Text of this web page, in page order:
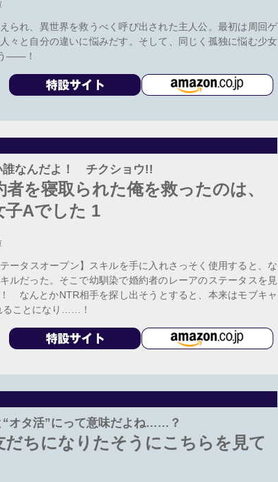
られ、異世界を救うべく呼び出された主人公。最初は周回ゲ
々と自分の違いに悩みだす。そして、同じく孤独に悩む少女
――！
誰なんだよ！ チクショウ!!
を寝取られた俺を救ったのは、
子Aでした 1
ータスオープン】スキルを手に入れさっそく使用すると、な
ルだった。そこで幼馴染で婚約者のレーアのステータスを見
なんとかNTR相手を探し出そうとすると、本来はモブキャ
ることになり……！
“オタ活”にって意味だよね……？
ちになりたそうにこちらを見て